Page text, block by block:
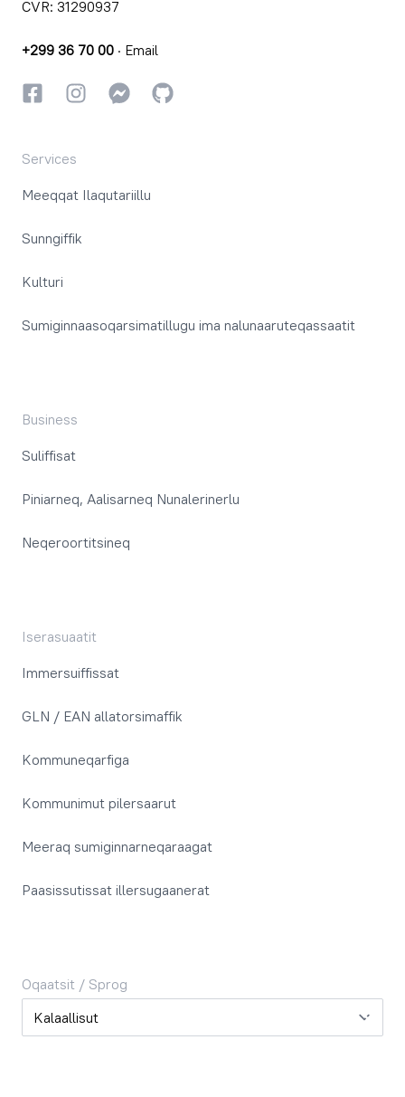
CVR: 31290937
+299 36 70 00 · Email
FacebookkiInstagrammiInstagrammi
GitHub
Services
Meeqqat Ilaqutariillu
Sunngiffik
Kulturi
Sumiginnaasoqarsimatillugu ima nalunaaruteqassaatit
Business
Suliffisat
Piniarneq, Aalisarneq Nunalerinerlu
Neqeroortitsineq
Iserasuaatit
Immersuiffissat
GLN / EAN allatorsimaffik
Kommuneqarfiga
Kommunimut pilersaarut
Meeraq sumiginnarneqaraagat
Paasissutissat illersugaanerat
Oqaatsit / Sprog
Oqaatsit / Sprog